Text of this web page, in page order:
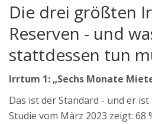
Die drei größten
Reserven - und
stattdessen tun
Irrtum 1: „Sechs Monate
Das ist der Standard - und er ist
Studie vom März 2023 zeigt: 68